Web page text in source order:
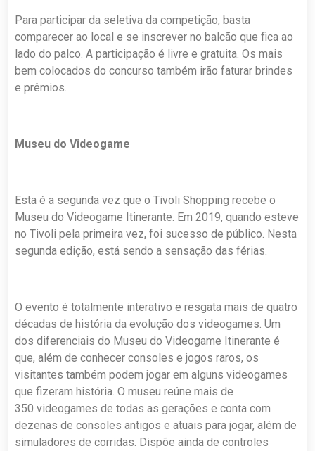
Para participar da seletiva da competição, basta
comparecer ao local e se inscrever no balcão que fica ao
lado do palco. A participação é livre e gratuita. Os mais
bem colocados do concurso também irão faturar brindes
e prêmios.
Museu do Videogame
Esta é a segunda vez que o Tivoli Shopping recebe o
Museu do Videogame Itinerante. Em 2019, quando esteve
no Tivoli pela primeira vez, foi sucesso de público. Nesta
segunda edição, está sendo a sensação das férias.
O evento é totalmente interativo e resgata mais de quatro
décadas de história da evolução dos videogames. Um
dos diferenciais do Museu do Videogame Itinerante é
que, além de conhecer consoles e jogos raros, os
visitantes também podem jogar em alguns videogames
que fizeram história. O museu reúne mais de
350 videogames de todas as gerações e conta com
dezenas de consoles antigos e atuais para jogar, além de
simuladores de corridas. Dispõe ainda de controles